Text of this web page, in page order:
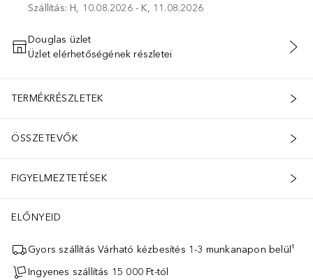
Szállítás: H, 10.08.2026 - K, 11.08.2026
KOSÁRBA HELYEZÉS
Douglas üzlet
Üzlet elérhetőségének részletei
TERMÉKRÉSZLETEK
ÖSSZETEVŐK
FIGYELMEZTETÉSEK
ELŐNYEID
Gyors szállítás Várható kézbesítés 1-3 munkanapon belül¹
Ingyenes szállítás 15 000 Ft-tól